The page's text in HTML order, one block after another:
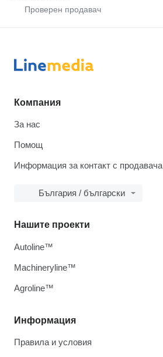
Компания
За нас
Помощ
Информация за контакт с продавача
България / български
Информация
Правила и условия
Нашите проекти
Autoline™
Machineryline™
Agroline™